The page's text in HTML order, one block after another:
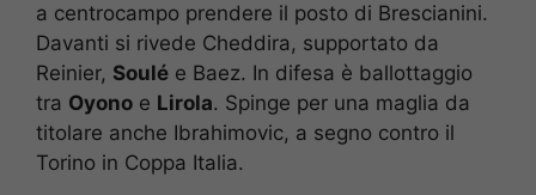
a centrocampo prendere il posto di Brescianini.
Davanti si rivede Cheddira, supportato da
Reinier, Soulé e Baez. In difesa è ballottaggio
tra Oyono e Lirola. Spinge per una maglia da
titolare anche Ibrahimovic, a segno contro il
Torino in Coppa Italia.